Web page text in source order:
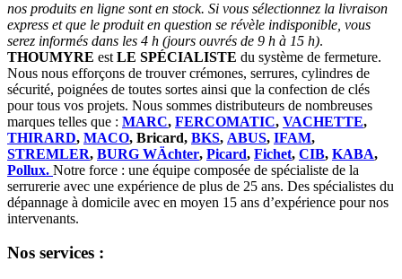
nos produits en ligne sont en stock. Si vous sélectionnez la livraison
express et que le produit en question se révèle indisponible, vous
serez informés dans les 4 h (jours ouvrés de 9 h à 15 h).
THOUMYRE est LE SPÉCIALISTE du système de fermeture.
Nous nous efforçons de trouver crémones, serrures, cylindres de
sécurité, poignées de toutes sortes ainsi que la confection de clés
pour tous vos projets. Nous sommes distributeurs de nombreuses
marques telles que : MARC, FERCOMATIC, VACHETTE,
THIRARD, MACO, Bricard, BKS, ABUS, IFAM,
STREMLER, BURG WÄchter, Picard, Fichet, CIB, KABA,
Pollux. Notre force : une équipe composée de spécialiste de la
serrurerie avec une expérience de plus de 25 ans. Des spécialistes du
dépannage à domicile avec en moyen 15 ans d’expérience pour nos
intervenants.
Nos services :